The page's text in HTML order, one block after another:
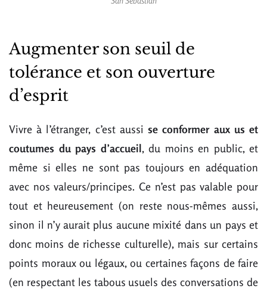
Augmenter son seuil de
tolérance et son ouverture
d’esprit
Vivre à l’étranger, c’est aussi se conformer aux us et
coutumes du pays d’accueil, du moins en public, et
même si elles ne sont pas toujours en adéquation
avec nos valeurs/principes. Ce n’est pas valable pour
tout et heureusement (on reste nous-mêmes aussi,
sinon il n’y aurait plus aucune mixité dans un pays et
donc moins de richesse culturelle), mais sur certains
points moraux ou légaux, ou certaines façons de faire
(en respectant les tabous usuels des conversations de